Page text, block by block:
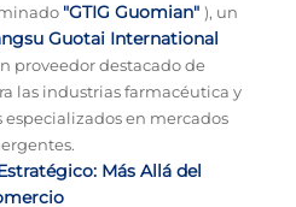
"GTIG Guomian"​), un
Guotai International
proveedor destacado de
las industrias farmacéutica y
en mercados
Más Allá del